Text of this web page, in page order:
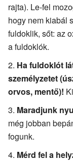
rajta). Le-fel
hogy nem kiabál
fuldoklik, sőt: az
a fuldoklók.
Ha fuldoklót
személyzetet
orvos, mentő)!
Maradjunk
még jobban
fogunk.
Mérd fel a